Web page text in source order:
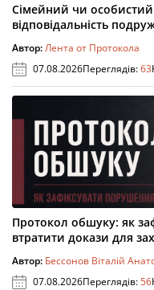
Сімейний чи особистий
відповідальність
Автор:Лента от Протокола
07.08.2026Переглядів:63
Протокол обшуку: як
втратити докази для
Автор: Бессонов Віталій
07.08.2026Переглядів:56